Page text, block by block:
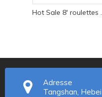
Hot Sale 8'
Adresse
Tangshan, Hebei